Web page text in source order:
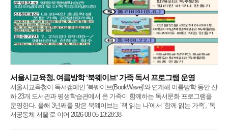
서울시교육청, 여름방학 ‘북웨이브’ 가족 독서 프로그램 운영
서울시교육청이 독서캠페인 ‘북웨이브(BookWave)’와 연계해 여름방학 동안 산
하 23개 도서관과 평생학습관에서 온 가족이 함께하는 독서문화 프로그램을
운영한다. 올해 3년째를 맞은 북웨이브는 ‘책 읽는 나’에서 ‘함께 읽는 가족’, ‘독
서공동체 서울’로 이어 2026-08-05 13:28:38